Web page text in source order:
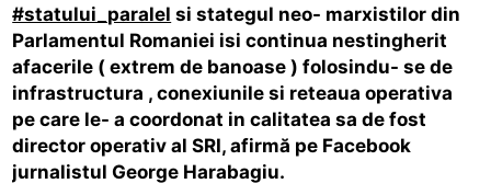
#statului_paralel si stategul neo- marxistilor din
Parlamentul Romaniei isi continua nestingherit
afacerile ( extrem de banoase ) folosindu- se de
infrastructura , conexiunile si reteaua operativa
pe care le- a coordonat in calitatea sa de fost
director operativ al SRI, afirmă pe Facebook
jurnalistul George Harabagiu.